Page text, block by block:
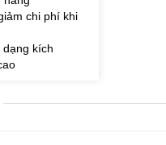
chi phí khi
dạng kích